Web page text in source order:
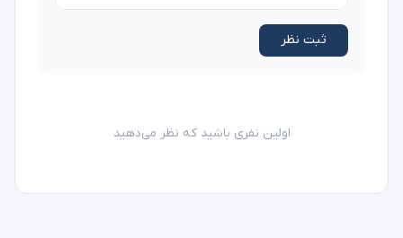
ثبت نظر
اولین نفری باشید که نظر می‌دهید